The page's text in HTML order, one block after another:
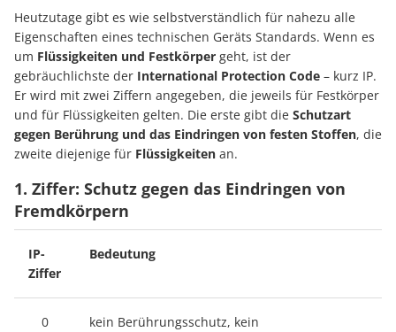
Heutzutage gibt es wie selbstverständlich für nahezu alle
Eigenschaften eines technischen Geräts Standards. Wenn es
um Flüssigkeiten und Festkörper geht, ist der
gebräuchlichste der International Protection Code – kurz IP.
Er wird mit zwei Ziffern angegeben, die jeweils für Festkörper
und für Flüssigkeiten gelten. Die erste gibt die Schutzart
gegen Berührung und das Eindringen von festen Stoffen, die
zweite diejenige für Flüssigkeiten an.
1. Ziffer: Schutz gegen das Eindringen von
Fremdkörpern
IP-
Ziffer
Bedeutung
0
kein Berührungsschutz, kein